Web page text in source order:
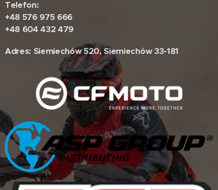
Telefon:
+48 576 975 666
+48 604 432 479
Adres: Siemiechów 520, Siemiechów 33-181